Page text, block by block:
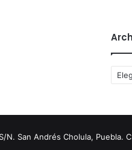
San Andrés Cholula, Puebla.